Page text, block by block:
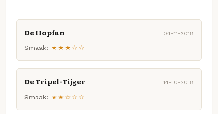
De Hopfan 04-11-2018
Smaak: ★★★☆☆
De Tripel-Tijger 14-10-2018
Smaak: ★★☆☆☆